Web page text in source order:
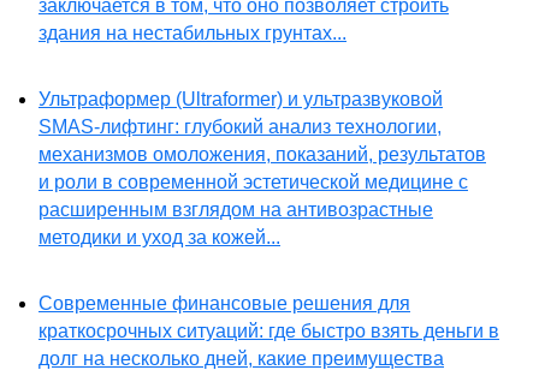
заключается в том, что оно позволяет строить
здания на нестабильных грунтах...
Ультраформер (Ultraformer) и ультразвуковой
SMAS-лифтинг: глубокий анализ технологии,
механизмов омоложения, показаний, результатов
и роли в современной эстетической медицине с
расширенным взглядом на антивозрастные
методики и уход за кожей...
Современные финансовые решения для
краткосрочных ситуаций: где быстро взять деньги в
долг на несколько дней, какие преимущества